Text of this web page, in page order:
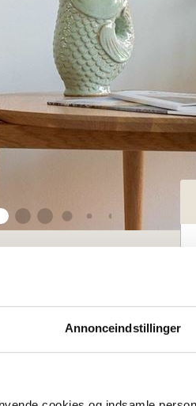
Annonceindstillinger